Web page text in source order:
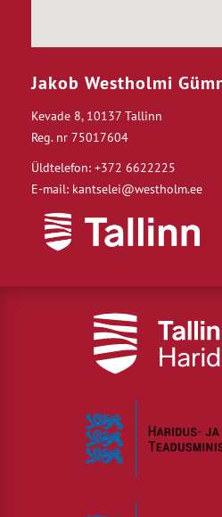
Jakob Westholmi
Kevade 8, 10137 Tallinn
Reg. nr 75017604
Üldtelefon: +372 6622225
E-mail: kantselei@westholm.ee